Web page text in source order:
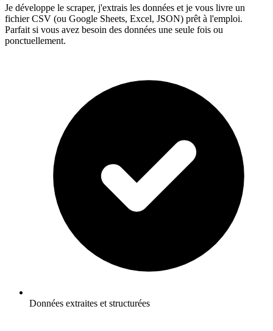
Je développe le scraper, j'extrais les données et je vous livre un
fichier CSV (ou Google Sheets, Excel, JSON) prêt à l'emploi.
Parfait si vous avez besoin des données une seule fois ou
ponctuellement.
Données extraites et structurées